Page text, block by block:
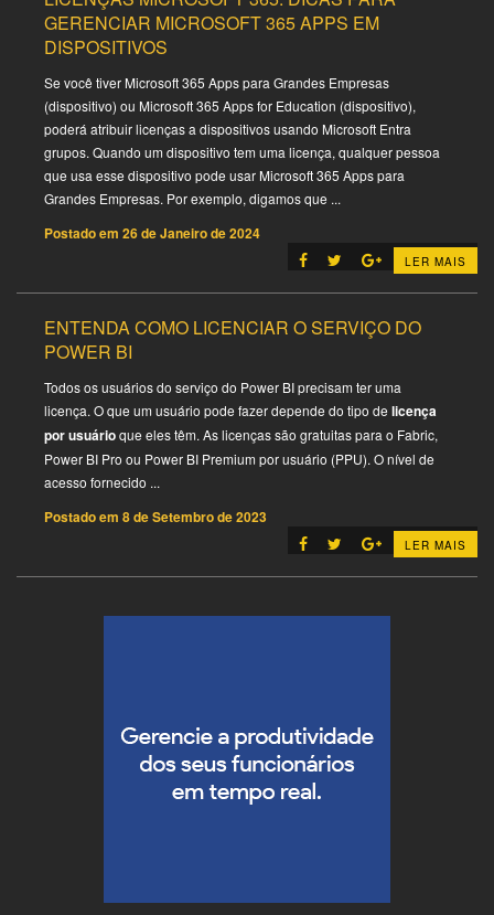
LER MAIS
GERENCIAR MICROSOFT 365 APPS EM
DISPOSITIVOS
Se você tiver Microsoft 365 Apps para Grandes Empresas
(dispositivo) ou Microsoft 365 Apps for Education (dispositivo),
poderá atribuir licenças a dispositivos usando Microsoft Entra
grupos. Quando um dispositivo tem uma licença, qualquer pessoa
que usa esse dispositivo pode usar Microsoft 365 Apps para
Grandes Empresas. Por exemplo, digamos que ...
Postado em 26 de Janeiro de 2024
LER MAIS
ENTENDA COMO LICENCIAR O SERVIÇO DO
POWER BI
Todos os usuários do serviço do Power BI precisam ter uma
licença. O que um usuário pode fazer depende do tipo de licença
por usuárioque eles têm. As licenças são gratuitas para o Fabric,
Power BI Pro ou Power BI Premium por usuário (PPU). O nível de
acesso fornecido ...
Postado em 8 de Setembro de 2023